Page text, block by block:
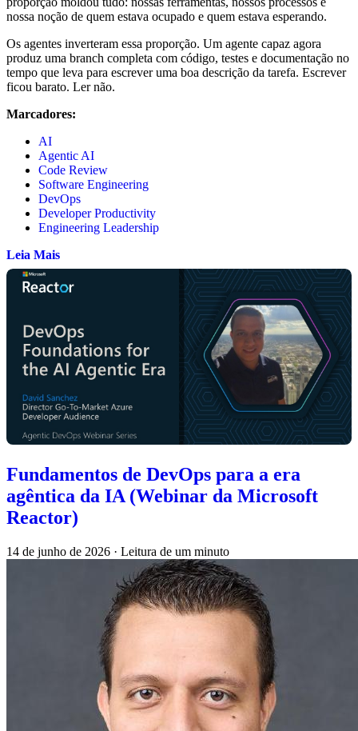
nossa noção de quem estava ocupado e quem estava esperando.
Os agentes inverteram essa proporção. Um agente capaz agora
produz uma branch completa com código, testes e documentação no
tempo que leva para escrever uma boa descrição da tarefa. Escrever
ficou barato. Ler não.
Marcadores:
AI
Agentic AI
Code Review
Software Engineering
DevOps
Developer Productivity
Engineering Leadership
Leia Mais
Fundamentos de DevOps para a era
agêntica da IA (Webinar da Microsoft
Reactor)
14 de junho de 2026 · Leitura de um minuto